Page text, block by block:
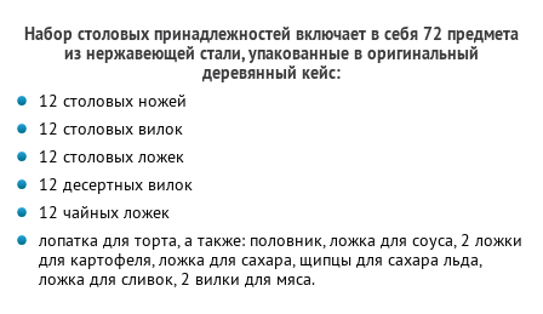
Набор столовых принадлежностей включает в себя 72 предмета
из нержавеющей стали, упакованные в оригинальный
деревянный кейс:
12 столовых ножей
12 столовых вилок
12 столовых ложек
12 десертных вилок
12 чайных ложек
лопатка для торта, а также: половник, ложка для соуса, 2 ложки
для картофеля, ложка для сахара, щипцы для сахара льда,
ложка для сливок, 2 вилки для мяса.